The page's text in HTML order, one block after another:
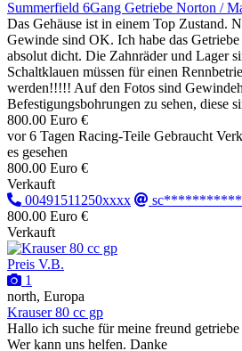
Summerfield 6Gang Getriebe Norton /
Das Gehäuse ist in einem Top Zustand.
Gewinde sind OK. Ich habe das Getriebe
absolut dicht. Die Zahnräder und Lager
Schaltklauen müssen für einen
werden!!!!! Auf den Fotos sind
Befestigungsbohrungen zu sehen, diese
800.00 Euro €
vor 6 Tagen Racing-Teile Gebraucht
es gesehen
800.00 Euro €
Verkauft
00491511250xxxx
800.00 Euro €
Verkauft
Preis V.B.
1
north, Europa
Krauser 80 cc gp
Hallo ich suche für meine freund
Wer kann uns helfen. Danke